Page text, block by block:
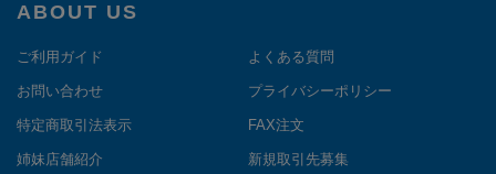
ABOUT US
ご利用ガイド よくある質問
お問い合わせ プライバシーポリシー
特定商取引法表示 FAX注文
姉妹店舗紹介 新規取引先募集